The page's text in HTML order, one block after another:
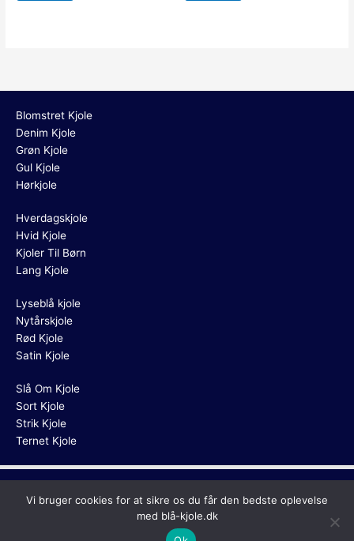
Blomstret Kjole
Denim Kjole
Grøn Kjole
Gul Kjole
Hørkjole
Hverdagskjole
Hvid Kjole
Kjoler Til Børn
Lang Kjole
Lyseblå kjole
Nytårskjole
Rød Kjole
Satin Kjole
Slå Om Kjole
Sort Kjole
Strik Kjole
Ternet Kjole
Copyright © 2026 Blå Kjole
Vi bruger cookies for at sikre os du får den bedste oplevelse
med blå-kjole.dk